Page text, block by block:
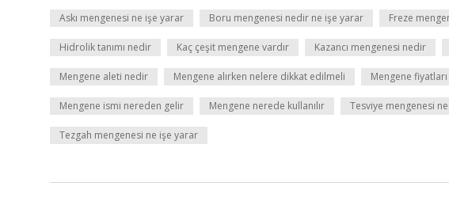
Askı mengenesi ne işe yarar Boru mengenesi nedir ne işe yarar Freze
Hidrolik tanımı nedir Kaç çeşit mengene vardır Kazancı mengenesi nedir
Mengene aleti nedir Mengene alırken nelere dikkat edilmeli Mengene
Mengene ismi nereden gelir Mengene nerede kullanılır Tesviye mengenesi
Tezgah mengenesi ne işe yarar